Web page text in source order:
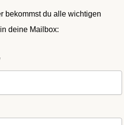
bekommst du alle wichtigen
deine Mailbox: